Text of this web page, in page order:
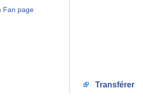
Fan page
Transférer